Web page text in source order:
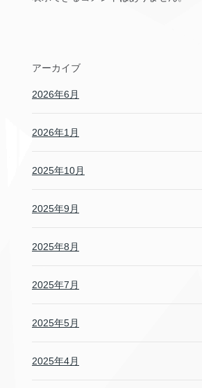
アーカイブ
2026年6月
2026年1月
2025年10月
2025年9月
2025年8月
2025年7月
2025年5月
2025年4月